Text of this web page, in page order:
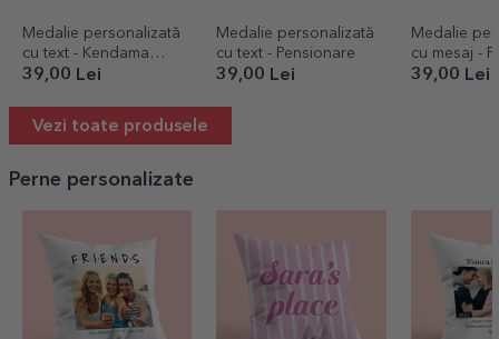
Medalie personalizată
cu text - Kendama
Master
39,00 Lei
Medalie personalizată
cu text - Pensionare
39,00 Lei
Medalie
cu mesaj -
39,00 Lei
Vezi toate produsele
Perne personalizate